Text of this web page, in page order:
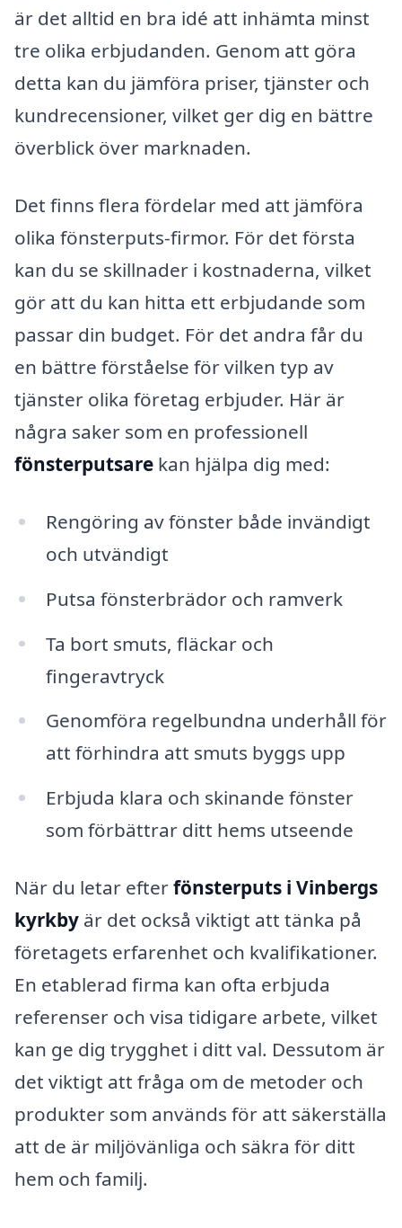
är det alltid en bra idé att inhämta minst
tre olika erbjudanden. Genom att göra
detta kan du jämföra priser, tjänster och
kundrecensioner, vilket ger dig en bättre
överblick över marknaden.
Det finns flera fördelar med att jämföra
olika fönsterputs-firmor. För det första
kan du se skillnader i kostnaderna, vilket
gör att du kan hitta ett erbjudande som
passar din budget. För det andra får du
en bättre förståelse för vilken typ av
tjänster olika företag erbjuder. Här är
några saker som en professionell
fönsterputsare kan hjälpa dig med:
Rengöring av fönster både invändigt
och utvändigt
Putsa fönsterbrädor och ramverk
Ta bort smuts, fläckar och
fingeravtryck
Genomföra regelbundna underhåll för
att förhindra att smuts byggs upp
Erbjuda klara och skinande fönster
som förbättrar ditt hems utseende
När du letar efterfönsterputs i Vinbergs
kyrkby är det också viktigt att tänka på
företagets erfarenhet och kvalifikationer.
En etablerad firma kan ofta erbjuda
referenser och visa tidigare arbete, vilket
kan ge dig trygghet i ditt val. Dessutom är
det viktigt att fråga om de metoder och
produkter som används för att säkerställa
att de är miljövänliga och säkra för ditt
hem och familj.